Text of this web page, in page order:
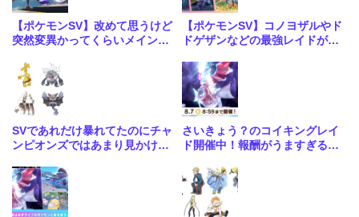
【ポケモンSV】改めて思うけど
突然変異かってくらいメインス
【ポケモンSV】コノヨザルやド
ドゲザンなどの最強レイドが4
生も
SVであれだけ暴れてたのにチャ
ンピオンズではあまり見かけな
さいきょう？のコイキングレイ
ド開催中！報酬がうますぎる神